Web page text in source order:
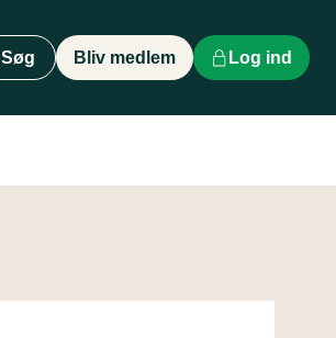
Søg Bliv medlem Log ind